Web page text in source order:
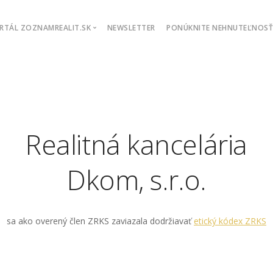
ZOZNAMREALIT.SK NEWSLETTER PONÚKNITE NEHNUTEĽNOSŤ
Realitná kancelária
Dkom, s.r.o.
sa ako overený člen ZRKS zaviazala dodržiavaťetický kódex ZRKS